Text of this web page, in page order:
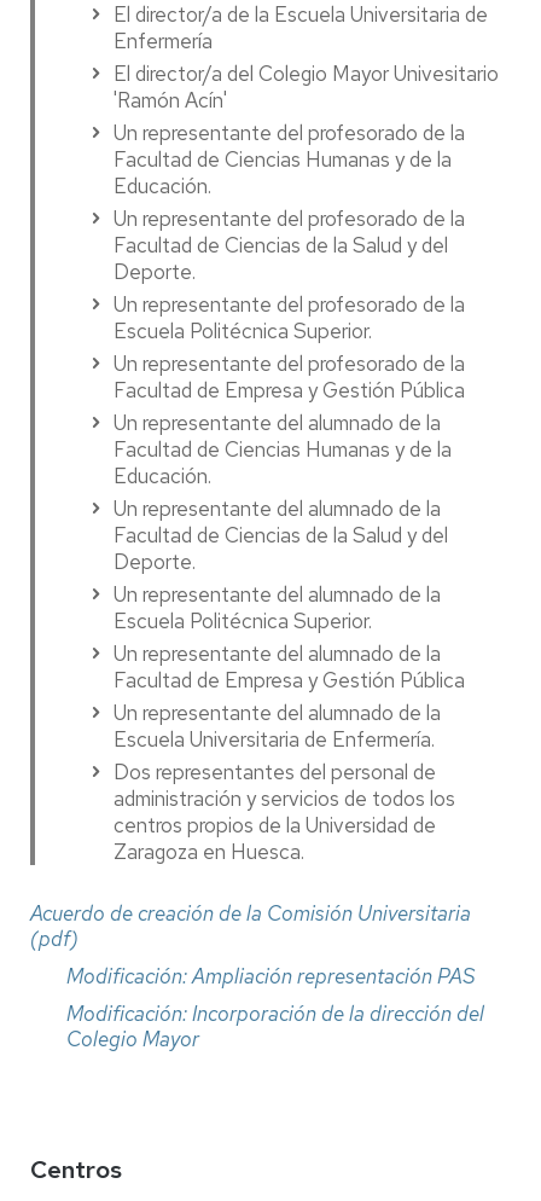
El director/a de la Escuela Universitaria de
Enfermería
El director/a del Colegio Mayor Univesitario
'Ramón Acín'
Un representante del profesorado de la
Facultad de Ciencias Humanas y de la
Educación.
Un representante del profesorado de la
Facultad de Ciencias de la Salud y del
Deporte.
Un representante del profesorado de la
Escuela Politécnica Superior.
Un representante del profesorado de la
Facultad de Empresa y Gestión Pública
Un representante del alumnado de la
Facultad de Ciencias Humanas y de la
Educación.
Un representante del alumnado de la
Facultad de Ciencias de la Salud y del
Deporte.
Un representante del alumnado de la
Escuela Politécnica Superior.
Un representante del alumnado de la
Facultad de Empresa y Gestión Pública
Un representante del alumnado de la
Escuela Universitaria de Enfermería.
Dos representantes del personal de
administración y servicios de todos los
centros propios de la Universidad de
Zaragoza en Huesca.
Acuerdo de creación de la Comisión Universitaria
(pdf)
Modificación: Ampliación representación PAS
Modificación: Incorporación de la dirección del
Colegio Mayor
Centros